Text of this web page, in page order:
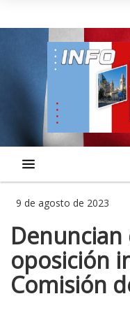
9 de agosto de 2023
Denuncian
oposición
Comisión